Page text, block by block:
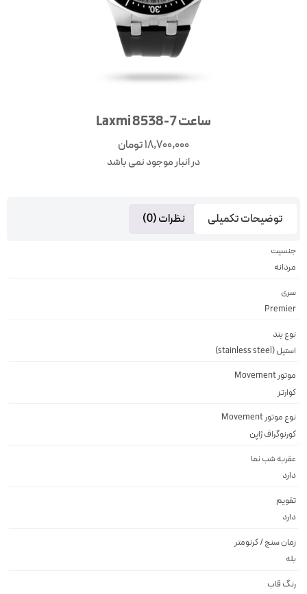
ساعت Laxmi 8538-7
18,700,000تومان
در انبار موجود نمی باشد
توضیحات تکمیلی نظرات (0)
جنسیت
مردانه
سری
Premier
نوع بند
استیل (stainless steel)
موتور Movement
کوارتز
نوع موتور Movement
کورنوگراف ژاپن
عقربه شب نما
دارد
تقویم
دارد
زمان سنج / کرنومتر
رنگ قاب